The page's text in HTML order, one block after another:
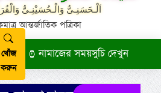
اَلْـحَسَنِـىُّ وَالْـحُسَيْنِـىُّ
আন্তর্জাতিক পত্রিকা
খোঁজ
করুন
নামাজের সময়সুচি দেখুন